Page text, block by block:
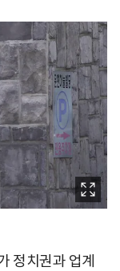
정치권과 업계